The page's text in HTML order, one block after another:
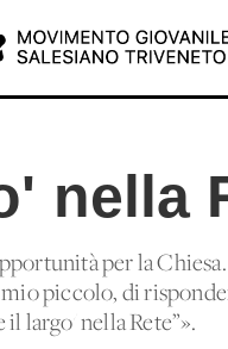
nella
per la
piccolo, di
largo' nella Rete”».